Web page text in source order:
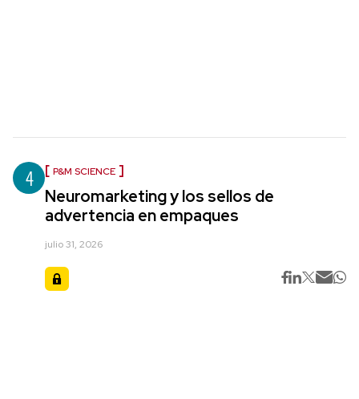
4 P&M SCIENCE
Neuromarketing y los sellos de
advertencia en empaques
julio 31, 2026